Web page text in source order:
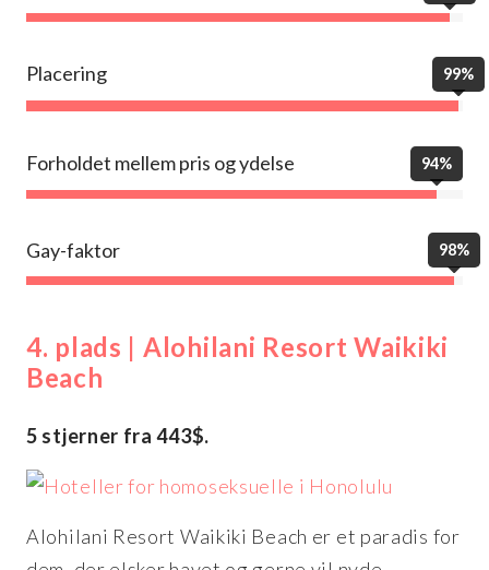
Placering 99%
Forholdet mellem pris og ydelse 94%
Gay-faktor 98%
4. plads | Alohilani Resort Waikiki
Beach
5 stjerner fra 443$.
Alohilani Resort Waikiki Beach er et paradis for